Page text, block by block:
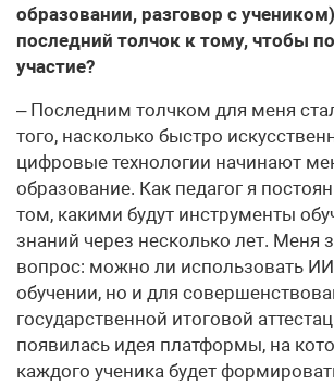
образовании, разговор с
последний толчок к тому, чтобы
участие?
– Последним толчком для меня
того, насколько быстро
цифровые технологии начинают
образование. Как педагог я
том, какими будут инструменты
знаний через несколько лет. Меня
вопрос: можно ли использовать ИИ
обучении, но и для
государственной итоговой
появилась идея платформы, на
каждого ученика будет